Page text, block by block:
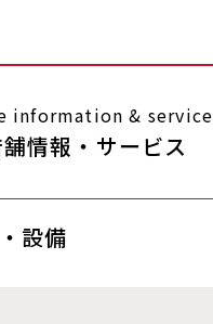
information & service
情報・サービス
設備